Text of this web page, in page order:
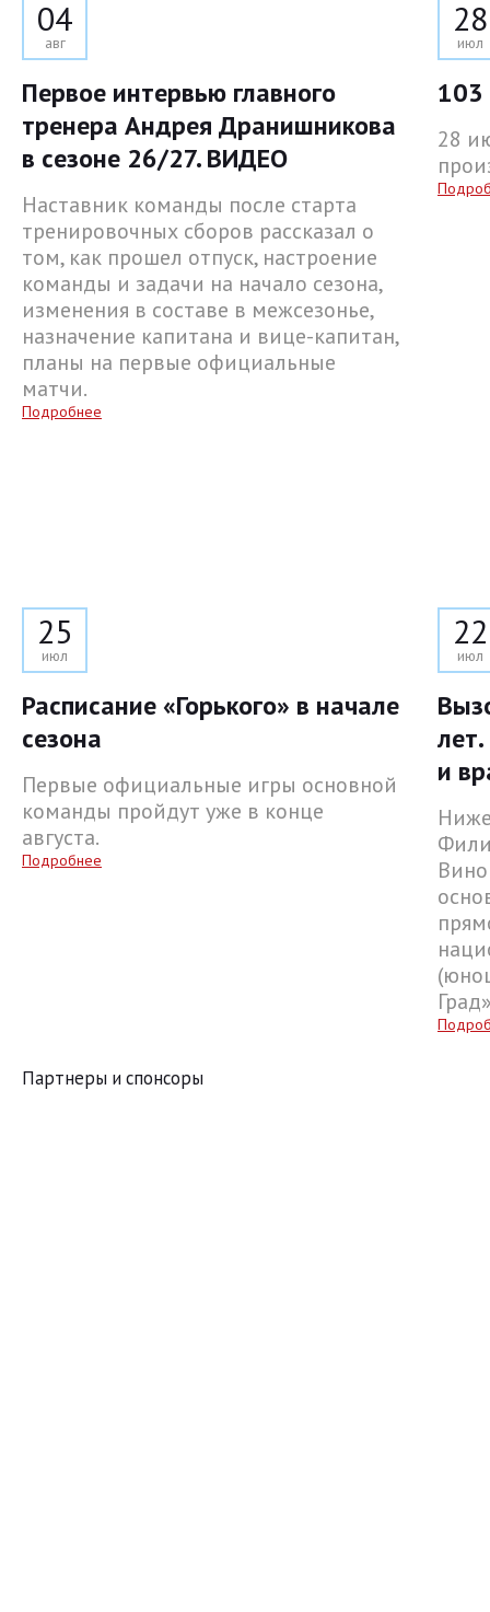
04
авг
Первое интервью главного
тренера Андрея Дранишникова
в сезоне 26/27. ВИДЕО
Наставник команды после старта
тренировочных сборов рассказал о
том, как прошел отпуск, настроение
команды и задачи на начало сезона,
изменения в составе в межсезонье,
назначение капитана и вице-капитан,
планы на первые официальные
матчи.
Подробнее
28
июл
103
28
25
июл
Расписание «Горького» в начале
сезона
Первые официальные игры основной
команды пройдут уже в конце
августа.
Подробнее
22
июл
и
Партнеры и спонсоры